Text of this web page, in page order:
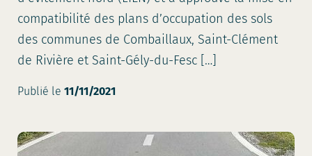
compatibilité des plans d’occupation des sols
des communes de Combaillaux, Saint-Clément
de Rivière et Saint-Gély-du-Fesc […]
Publié le 11/11/2021